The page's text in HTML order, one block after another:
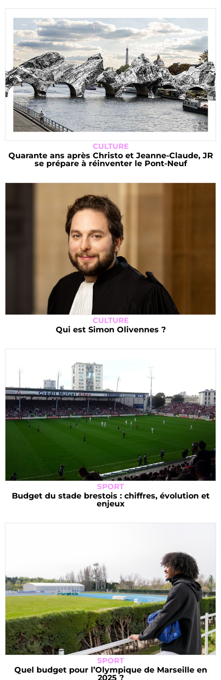
CULTURE
Quarante ans après Christo et Jeanne-Claude, JR
se prépare à réinventer le Pont-Neuf
CULTURE
Qui est Simon Olivennes ?
SPORT
Budget du stade brestois : chiffres, évolution et
enjeux
SPORT
Quel budget pour l’Olympique de Marseille en
2025 ?